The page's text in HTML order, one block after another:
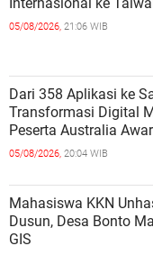
05/08/2026, 21:06 WIB
Dari 358 Aplikasi ke
Transformasi Digital
Peserta Australia
05/08/2026, 20:04 WIB
Mahasiswa KKN
Dusun, Desa Bonto
GIS